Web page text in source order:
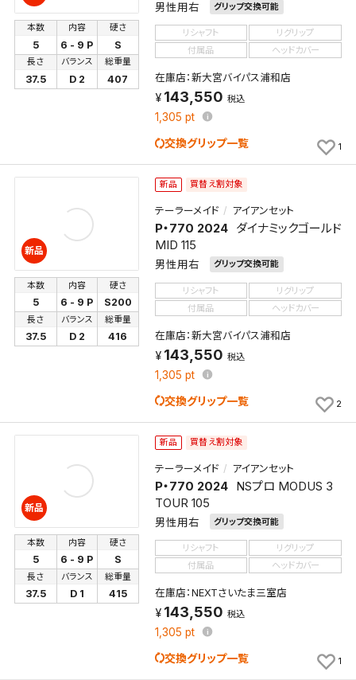
男性用右 グリップ交換可能
本数
5
内容
6 - 9 P
硬さ
S
長さ
37.5
バランス
D 2
総重量
407
リシャフト
リグリップ
付属品
ヘッドカバー
在庫店：新大宮バイパス浦和店
143,550 税込
1,305 pt
交換グリップ一覧 1
新品
新品 買替え割対象
テーラーメイド アイアンセット
P・770 2024
ダイナミックゴールド
MID 115
男性用右 グリップ交換可能
本数
5
内容
6 - 9 P
硬さ
S200
長さ
37.5
バランス
D 2
総重量
416
リシャフト
リグリップ
付属品
ヘッドカバー
在庫店：新大宮バイパス浦和店
143,550 税込
1,305 pt
交換グリップ一覧 2
新品
新品 買替え割対象
テーラーメイド アイアンセット
P・770 2024
NSプロ MODUS 3
TOUR 105
男性用右 グリップ交換可能
本数
5
内容
6 - 9 P
硬さ
S
長さ
37.5
バランス
D 1
総重量
415
リシャフト
リグリップ
付属品
ヘッドカバー
在庫店：NEXTさいたま三室店
143,550 税込
1,305 pt
交換グリップ一覧 1